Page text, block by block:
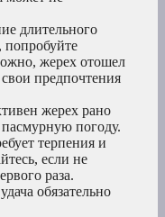
длительного
попробуйте
жерех отошел
предпочтения
жерех рано
погоду.
терпения и
если не
раза.
обязательно